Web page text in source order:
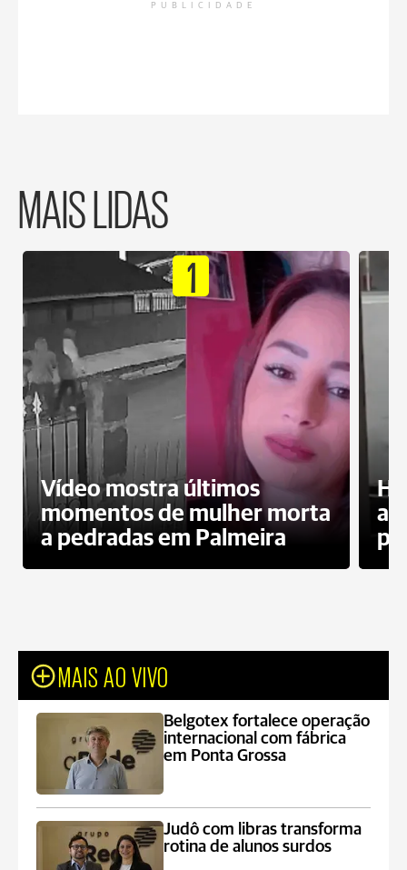
PUBLICIDADE
MAIS LIDAS
1
Vídeo mostra últimos
momentos de mulher morta
a pedradas em Palmeira
MAIS AO VIVO
Belgotex fortalece operação
internacional com fábrica
em Ponta Grossa
Judô com libras transforma
rotina de alunos surdos